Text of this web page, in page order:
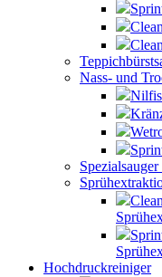
Nass- und
Hochdruckreiniger